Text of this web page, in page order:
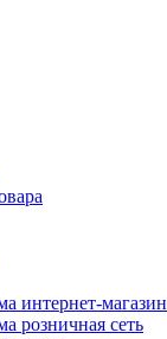
интернет-магазин
розничная сеть